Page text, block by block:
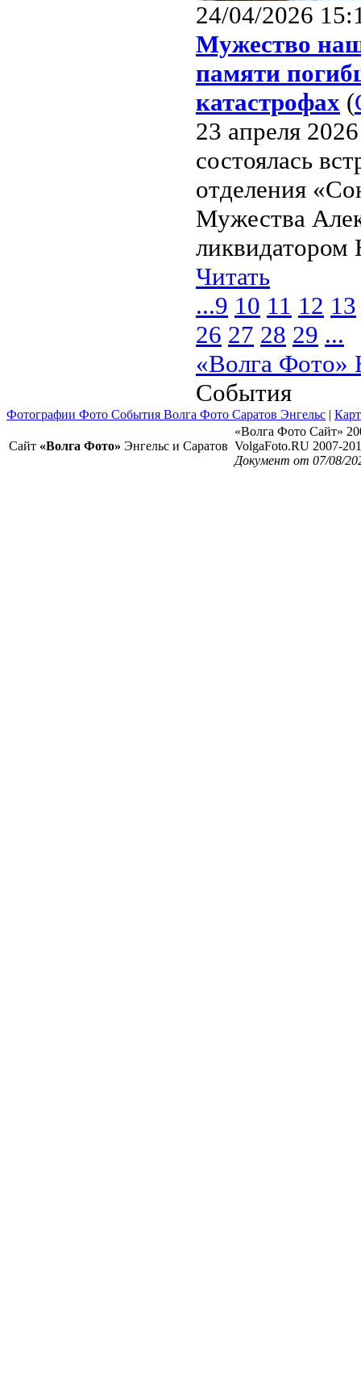
24/04/2026
Мужество
памяти
катастрофах (
23 апреля
состоялась
отделения
Мужества
Читать
...9 10 11 12 13
26 27 28 29 ...
«Волга Фото»
События
Фотографии Фото События Волга Фото Саратов Энгельс |
Сайт «Волга Фото» Энгельс и Саратов
«Волга Фото Сайт»
VolgaFoto.RU 2007-
Документ от 07/08/